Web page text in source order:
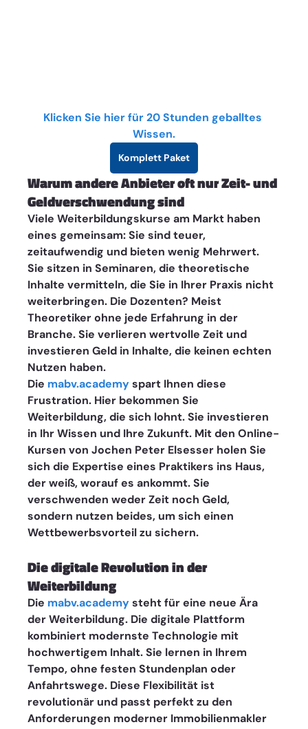
Klicken Sie hier für 20 Stunden geballtes
Wissen.
Komplett Paket
Warum andere Anbieter oft nur Zeit- und
Geldverschwendung sind
Viele Weiterbildungskurse am Markt haben
eines gemeinsam: Sie sind teuer,
zeitaufwendig und bieten wenig Mehrwert.
Sie sitzen in Seminaren, die theoretische
Inhalte vermitteln, die Sie in Ihrer Praxis nicht
weiterbringen. Die Dozenten? Meist
Theoretiker ohne jede Erfahrung in der
Branche. Sie verlieren wertvolle Zeit und
investieren Geld in Inhalte, die keinen echten
Nutzen haben.
Die mabv.academy spart Ihnen diese
Frustration. Hier bekommen Sie
Weiterbildung, die sich lohnt. Sie investieren
in Ihr Wissen und Ihre Zukunft. Mit den Online-
Kursen von Jochen Peter Elsesser holen Sie
sich die Expertise eines Praktikers ins Haus,
der weiß, worauf es ankommt. Sie
verschwenden weder Zeit noch Geld,
sondern nutzen beides, um sich einen
Wettbewerbsvorteil zu sichern.
Die digitale Revolution in der
Weiterbildung
Die mabv.academy steht für eine neue Ära
der Weiterbildung. Die digitale Plattform
kombiniert modernste Technologie mit
hochwertigem Inhalt. Sie lernen in Ihrem
Tempo, ohne festen Stundenplan oder
Anfahrtswege. Diese Flexibilität ist
revolutionär und passt perfekt zu den
Anforderungen moderner Immobilienmakler